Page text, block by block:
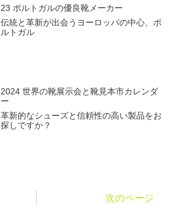
23 ポルトガルの優良靴メーカー
伝統と革新が出会うヨーロッパの中心、ポ
ルトガル
2024 世界の靴展示会と靴見本市カレンダ
ー
革新的なシューズと信頼性の高い製品をお
探しですか？
次のページ